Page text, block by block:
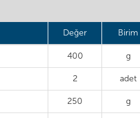
Değer Birim
400 g
2 adet
250 g